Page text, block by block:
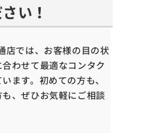
い！
店では、お客様の目の状
わせて最適なコンタク
ます。初めての方も、
、ぜひお気軽にご相談